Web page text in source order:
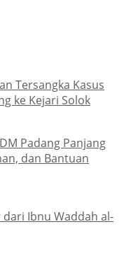
Tersangka Kasus
ke Kejari Solok
Padang Panjang
dan Bantuan
Ibnu Waddah al-